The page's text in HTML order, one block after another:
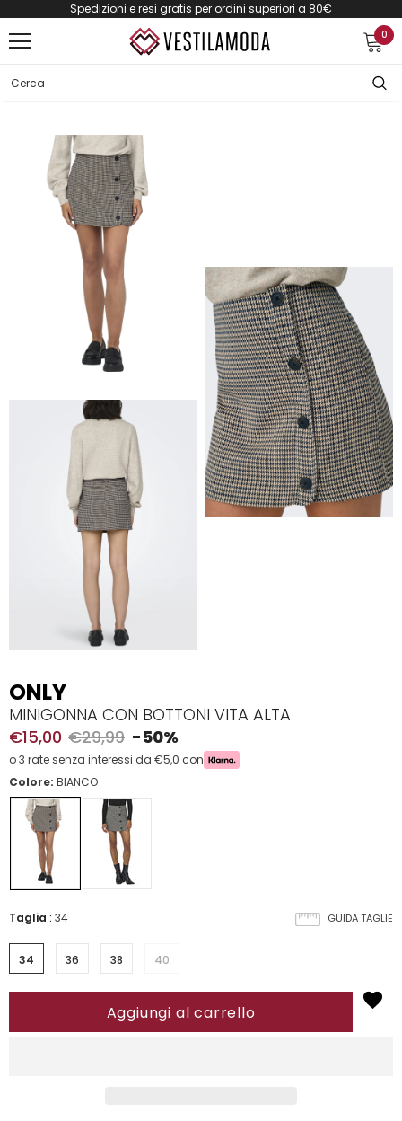
Spedizioni e resi gratis per ordini superiori a 80€
0
ONLY
MINIGONNA CON BOTTONI VITA ALTA
€15,00 €29,99 -50%
o 3 rate senza interessi da €5,0 con
Colore: BIANCO
GUIDA TAGLIE
Taglia : 34
34 36 38 40